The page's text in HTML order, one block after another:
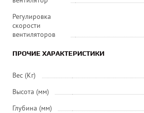
Регулировка
скорости
вентиляторов
ПРОЧИЕ ХАРАКТЕРИСТИКИ
Вес (Кг)
Высота (мм)
Глубина (мм)